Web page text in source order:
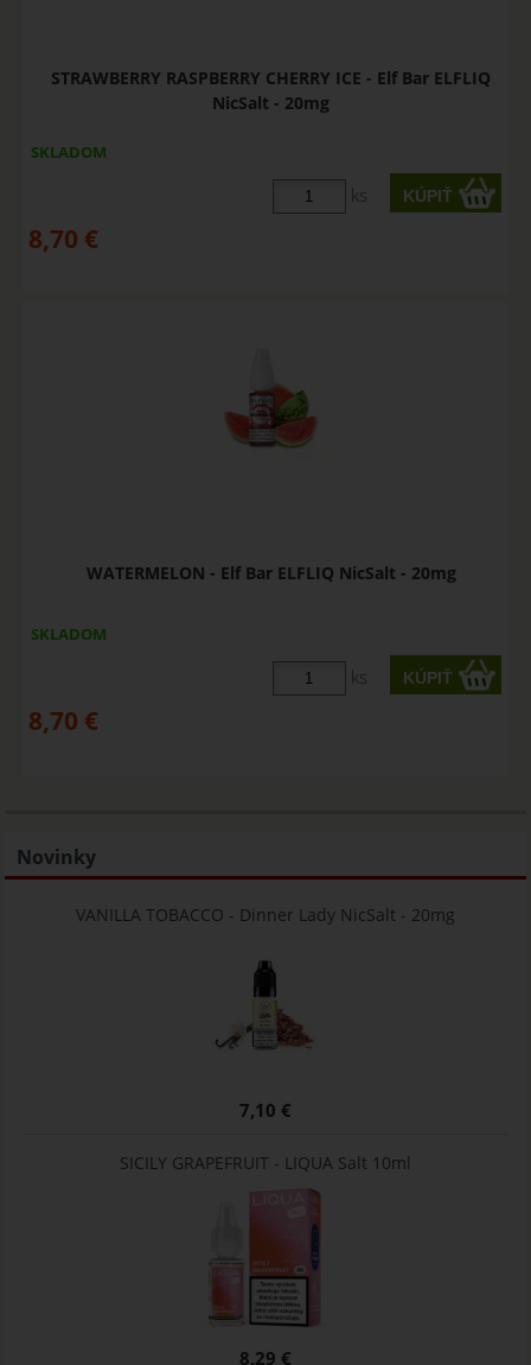
STRAWBERRY RASPBERRY CHERRY ICE - Elf Bar ELFLIQ
NicSalt - 20mg
SKLADOM
ks
8,70 €
WATERMELON - Elf Bar ELFLIQ NicSalt - 20mg
SKLADOM
ks
8,70 €
Novinky
VANILLA TOBACCO - Dinner Lady NicSalt - 20mg
7,10 €
SICILY GRAPEFRUIT - LIQUA Salt 10ml
8,29 €